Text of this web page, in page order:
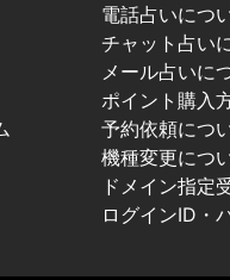
電話占いにつ
チャット占い
メール占いに
ポイント購入
予約依頼につ
機種変更につ
ドメイン指定
ログインID・